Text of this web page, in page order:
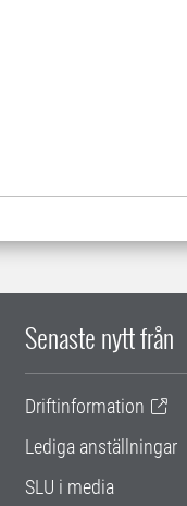
Senaste nytt från
Driftinformation
Lediga anställningar
SLU i media